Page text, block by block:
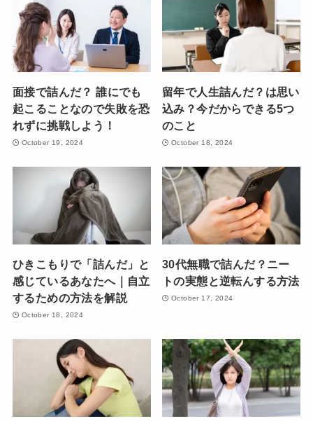
面接で詰んだ？ 誰にでも
起こることなので失敗を恐
れずに挑戦しよう！
October 19, 2024
留年で人生詰んだ？は思い
込み？今だからできる5つ
のこと
October 18, 2024
ひきこもりで「詰んだ」と
感じているあなたへ｜自立
するための方法を解説
October 18, 2024
30代無職で詰んだ？ニー
トの実態と逆転んする方法
October 17, 2024